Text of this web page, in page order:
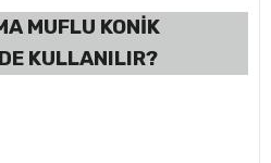
MUFLU KONİK
KULLANILIR?